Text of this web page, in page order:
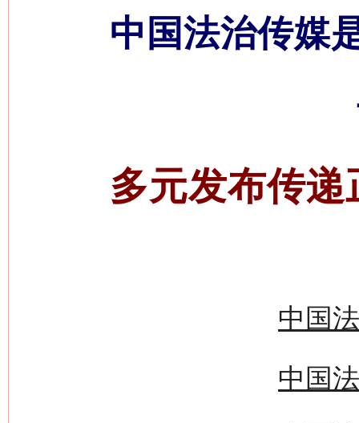
中国法治传媒
多元发布传
中国
中国